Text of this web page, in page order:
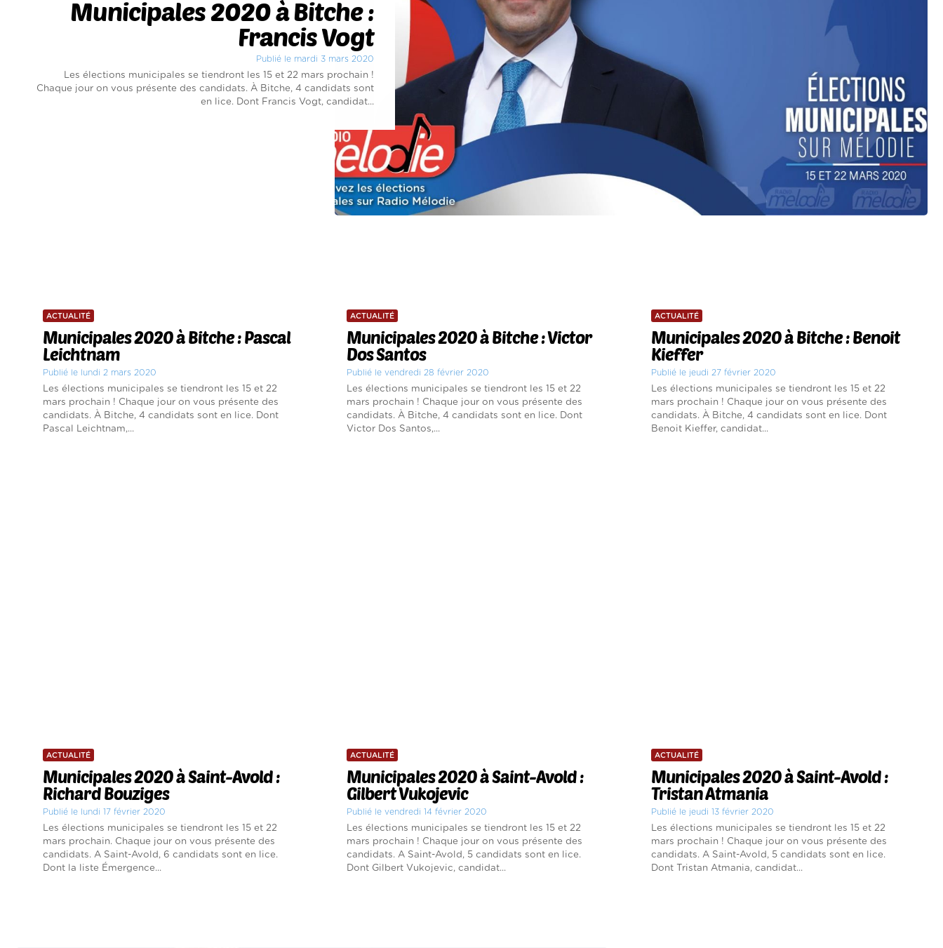
Municipales 2020 à Bitche :
Francis Vogt
Publié le mardi 3 mars 2020
Les élections municipales se tiendront les 15 et 22 mars prochain !
Chaque jour on vous présente des candidats. À Bitche, 4 candidats sont
en lice. Dont Francis Vogt, candidat...
ACTUALITÉ
Municipales 2020 à Bitche : Pascal
Leichtnam
Publié le lundi 2 mars 2020
Les élections municipales se tiendront les 15 et 22
mars prochain ! Chaque jour on vous présente des
candidats. À Bitche, 4 candidats sont en lice. Dont
Pascal Leichtnam,...
ACTUALITÉ
Municipales 2020 à Bitche : Victor
Dos Santos
Publié le vendredi 28 février 2020
Les élections municipales se tiendront les 15 et 22
mars prochain ! Chaque jour on vous présente des
candidats. À Bitche, 4 candidats sont en lice. Dont
Victor Dos Santos,...
ACTUALITÉ
Municipales 2020 à Bitche : Benoit
Kieffer
Publié le jeudi 27 février 2020
Les élections municipales se tiendront les 15 et 22
mars prochain ! Chaque jour on vous présente des
candidats. À Bitche, 4 candidats sont en lice. Dont
Benoit Kieffer, candidat...
ACTUALITÉ
Municipales 2020 à Saint-Avold :
Richard Bouziges
Publié le lundi 17 février 2020
Les élections municipales se tiendront les 15 et 22
mars prochain. Chaque jour on vous présente des
candidats. A Saint-Avold, 6 candidats sont en lice.
Dont la liste Émergence...
ACTUALITÉ
Municipales 2020 à Saint-Avold :
Gilbert Vukojevic
Publié le vendredi 14 février 2020
Les élections municipales se tiendront les 15 et 22
mars prochain ! Chaque jour on vous présente des
candidats. A Saint-Avold, 5 candidats sont en lice.
Dont Gilbert Vukojevic, candidat...
ACTUALITÉ
Municipales 2020 à Saint-Avold :
Tristan Atmania
Publié le jeudi 13 février 2020
Les élections municipales se tiendront les 15 et 22
mars prochain ! Chaque jour on vous présente des
candidats. A Saint-Avold, 5 candidats sont en lice.
Dont Tristan Atmania, candidat...